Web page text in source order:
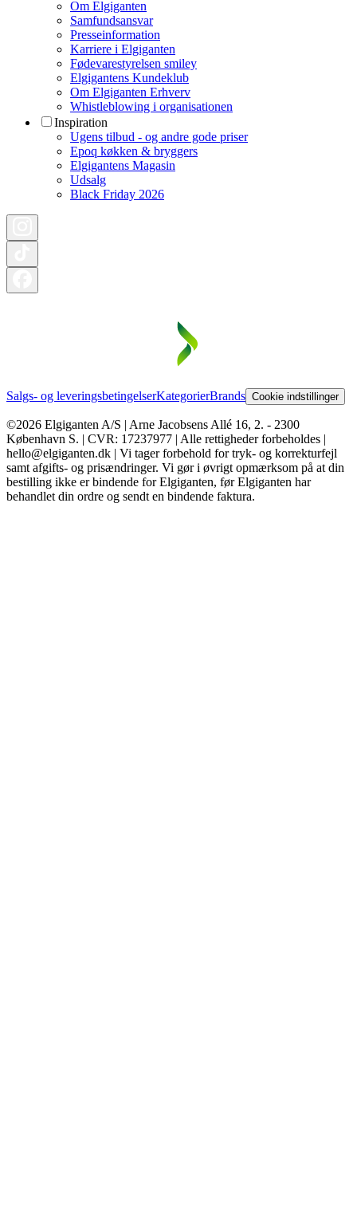
Om Elgiganten
Samfundsansvar
Presseinformation
Karriere i Elgiganten
Fødevarestyrelsen smiley
Elgigantens Kundeklub
Om Elgiganten Erhverv
Whistleblowing i organisationen
Inspiration
Ugens tilbud - og andre gode priser
Epoq køkken & bryggers
Elgigantens Magasin
Udsalg
Black Friday 2026
Salgs- og leveringsbetingelserKategorierBrands Cookie indstillinger
©2026 Elgiganten A/S | Arne Jacobsens Allé 16, 2. - 2300
København S. | CVR: 17237977 | Alle rettigheder forbeholdes |
hello@elgiganten.dk | Vi tager forbehold for tryk- og korrekturfejl
samt afgifts- og prisændringer. Vi gør i øvrigt opmærksom på at din
bestilling ikke er bindende for Elgiganten, før Elgiganten har
behandlet din ordre og sendt en bindende faktura.